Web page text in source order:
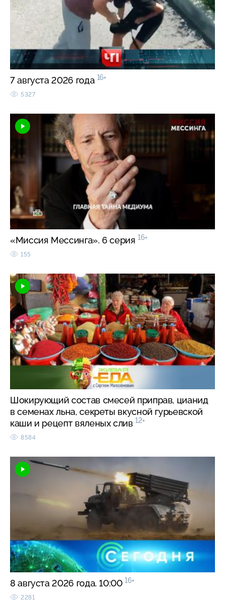
7 августа 2026 года 16+
5327
«Миссия Мессинга». 6 серия 16+
155
Шокирующий состав смесей приправ, цианид
в семенах льна, секреты вкусной гурьевской
каши и рецепт вяленых слив 12+
8584
8 августа 2026 года. 10:00 16+
2281